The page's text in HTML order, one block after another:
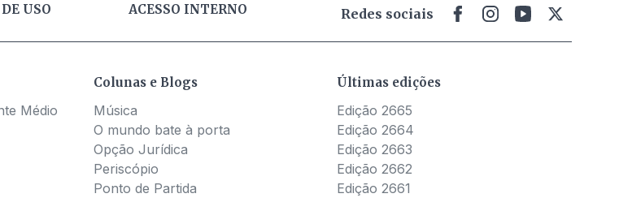
USO ACESSO INTERNO Redes sociais
Médio
Colunas e Blogs
Música
O mundo bate à porta
Opção Jurídica
Periscópio
Ponto de Partida
Últimas edições
Edição 2665
Edição 2664
Edição 2663
Edição 2662
Edição 2661